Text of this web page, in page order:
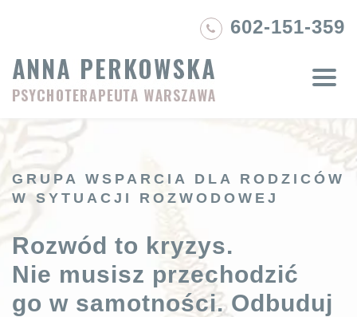
content
602-151-359
GRUPA WSPARCIA DLA RODZICÓW
W SYTUACJI ROZWODOWEJ
Rozwód to kryzys.
Nie musisz przechodzić
go w samotności. Odbuduj